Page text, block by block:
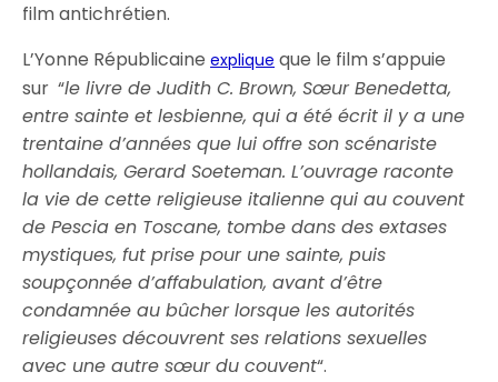
film antichrétien.
L’Yonne Républicaineexplique que le film s’appuie
sur “le livre de Judith C. Brown, Sœur Benedetta,
entre sainte et lesbienne, qui a été écrit il y a une
trentaine d’années que lui offre son scénariste
hollandais, Gerard Soeteman. L’ouvrage raconte
la vie de cette religieuse italienne qui au couvent
de Pescia en Toscane, tombe dans des extases
mystiques, fut prise pour une sainte, puis
soupçonnée d’affabulation, avant d’être
condamnée au bûcher lorsque les autorités
religieuses découvrent ses relations sexuelles
avec une autre sœur du couvent“.